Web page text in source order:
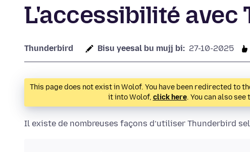
L'accessibilité avec
Thunderbird Bisu yeesal bu mujj bi: 27-10-2025
This page does not exist in Wolof. You have been redirected to
it into Wolof, click here. You can also see
Il existe de nombreuses façons d’utiliser Thunderbird